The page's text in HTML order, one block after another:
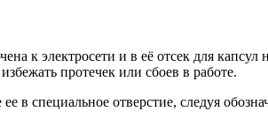
к электросети и в её отсек для
протечек или сбоев в работе.
в специальное отверстие, следуя